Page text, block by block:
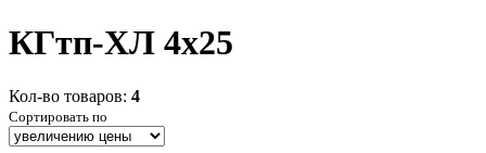
КГтп-ХЛ 4x25
Кол-во товаров: 4
Сортировать по